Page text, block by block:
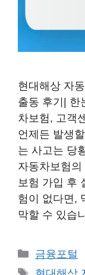
현대해상 자
출동 후기| 한
차보험, 고객
언제든 발생
는 사고는 당
자동차보험
보험 가입 후
험이 없다면,
막할 수 있습
카
테
금융포털
태